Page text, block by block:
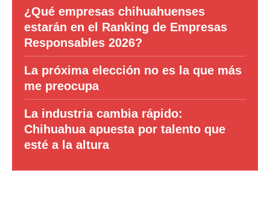
¿Qué empresas chihuahuenses
estarán en el Ranking de Empresas
Responsables 2026?
La próxima elección no es la que más
me preocupa
La industria cambia rápido:
Chihuahua apuesta por talento que
esté a la altura